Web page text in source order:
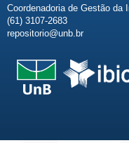
Coordenadoria de Gestão da
(61) 3107-2683
repositorio@unb.br